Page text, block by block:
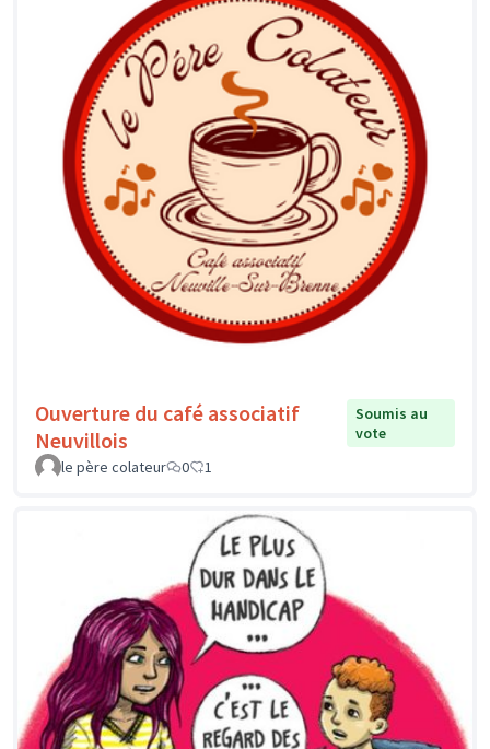
Ouverture du café associatif
Neuvillois
Soumis au
vote
le père colateur
0 1